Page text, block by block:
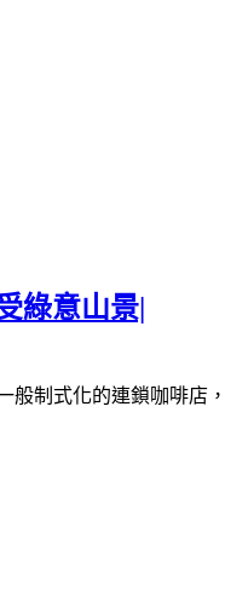
綠意山景|
般制式化的連鎖咖啡店